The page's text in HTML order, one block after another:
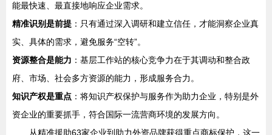
能最快速、最直接地响应企业需求。
精准识别是前提 ：只有通过深入调研和建立信任，才能洞察企业真
实、具体的需求，避免服务“空转”。
资源整合是能力 ：基层工作站的核心竞争力在于其调动和整合政
府、市场、社会多方资源的能力，形成服务合力。
知识产权是重点 ：将知识产权保护与服务作为助力企业，特别是外
资企业的重要抓手，符合国际一流营商环境的发展方向。
从精准援助63家企业到助力外资品牌获得重点商标保护，这一